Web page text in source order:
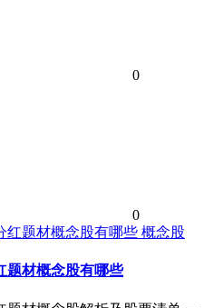
0
0
概念股
题材概念股有哪些